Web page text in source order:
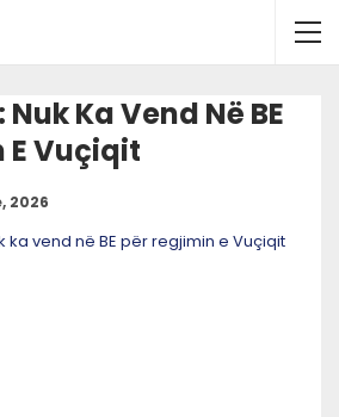
Ka Vend Në BE
E Vuçiqit
2026